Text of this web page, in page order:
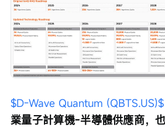
$D-Wave Quantum (QBTS.US)$
業量子計算機-半導體供應商，